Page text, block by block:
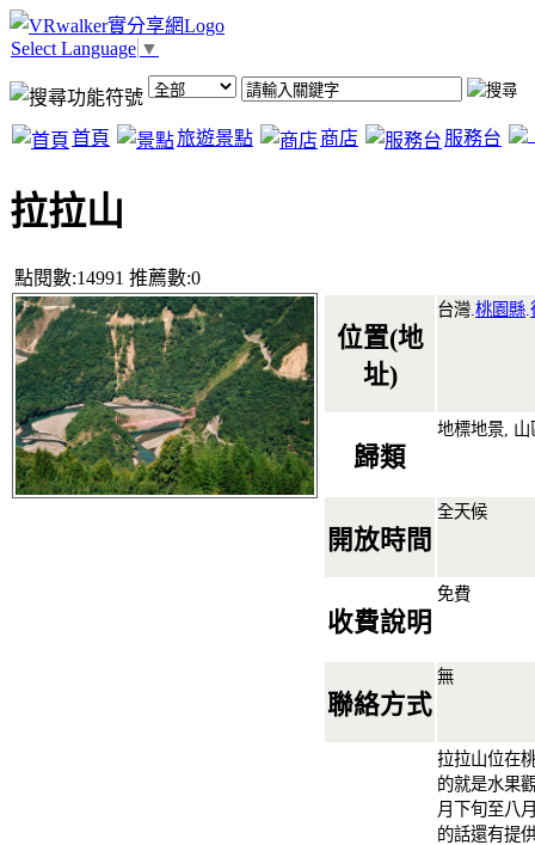
Select Language ▼
首頁 旅遊景點 商店 服務台
拉拉山
點閱數:14991 推薦數:0
位置(地
址)
台灣. 桃園縣
歸類
地標地景, 山
開放時間
全天候
收費說明
免費
聯絡方式
無
拉拉山位在
的就是水果
月下旬至八
的話還有提